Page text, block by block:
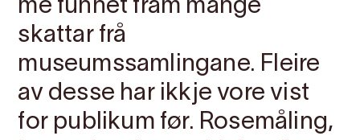
me funnet fram mange
skattar frå
museumssamlingane. Fleire
av desse har ikkje vore vist
for publikum før. Rosemåling,